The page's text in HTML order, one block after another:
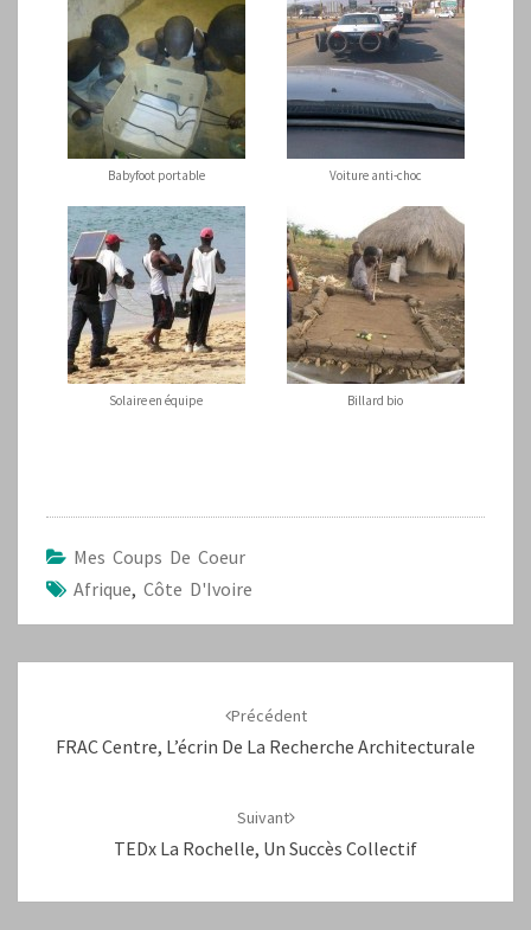
Babyfoot portable Voiture anti-choc
Solaire en équipe Billard bio
Mes Coups De Coeur
Afrique, Côte D'Ivoire
Précédent
FRAC Centre, L’écrin De La Recherche Architecturale
Suivant
TEDx La Rochelle, Un Succès Collectif